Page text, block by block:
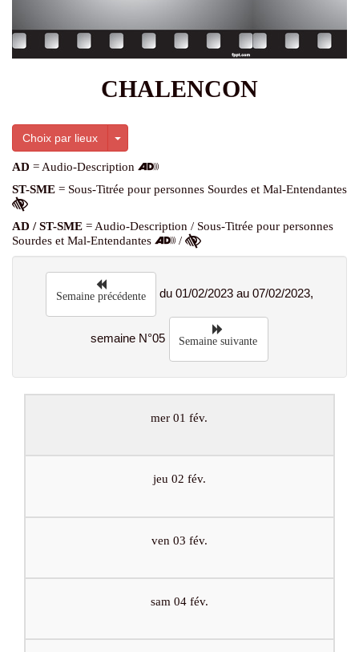
CHALENCON
Choix par lieux Toggle Dropdown
AD = Audio-Description
ST-SME = Sous-Titrée pour personnes Sourdes et Mal-Entendantes
AD / ST-SME = Audio-Description / Sous-Titrée pour personnes
Sourdes et Mal-Entendantes
/
Semaine précédente du 01/02/2023 au 07/02/2023,
semaine N°05 Semaine suivante
mer 01 fév.
jeu 02 fév.
ven 03 fév.
sam 04 fév.